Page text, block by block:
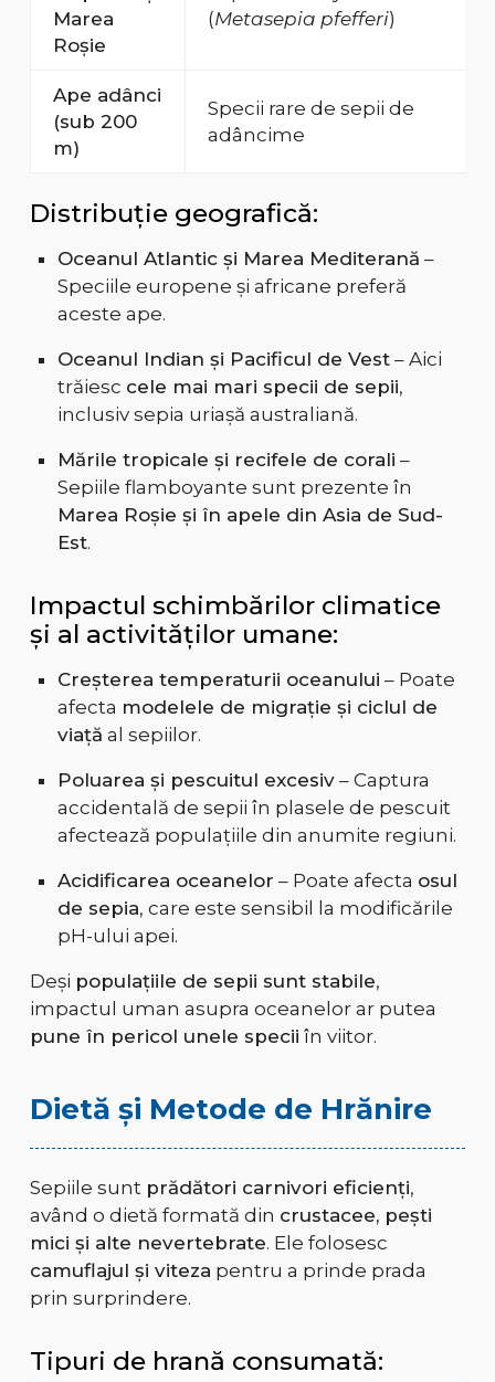
Marea
Roșie
(Metasepia pfefferi)
Ape adânci
(sub 200
m)
Specii rare de sepii de
adâncime
Distribuție geografică:
Oceanul Atlantic și Marea Mediterană –
Speciile europene și africane preferă
aceste ape.
Oceanul Indian și Pacificul de Vest– Aici
trăiesc cele mai mari specii de sepii,
inclusiv sepia uriașă australiană.
Mările tropicale și recifele de corali –
Sepiile flamboyante sunt prezente în
Marea Roșie și în apele din Asia de Sud-
Est.
Impactul schimbărilor climatice
și al activităților umane:
Creșterea temperaturii oceanului – Poate
afecta modelele de migrație și ciclul de
viață al sepiilor.
Poluarea și pescuitul excesiv– Captura
accidentală de sepii în plasele de pescuit
afectează populațiile din anumite regiuni.
Acidificarea oceanelor – Poate afecta osul
de sepia, care este sensibil la modificările
pH-ului apei.
Deși populațiile de sepii sunt stabile,
impactul uman asupra oceanelor ar putea
pune în pericol unele specii în viitor.
Dietă și Metode de Hrănire
Sepiile sunt prădători carnivori eficienți,
având o dietă formată din crustacee, pești
mici și alte nevertebrate. Ele folosesc
camuflajul și viteza pentru a prinde prada
prin surprindere.
Tipuri de hrană consumată: